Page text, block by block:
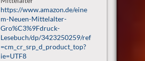
https://www.amazon.de/eine
m-Neuen-Mittelalter-
Gro%C3%9Fdruck-
Lesebuch/dp/3423250259/ref
=cm_cr_srp_d_product_top?
ie=UTF8